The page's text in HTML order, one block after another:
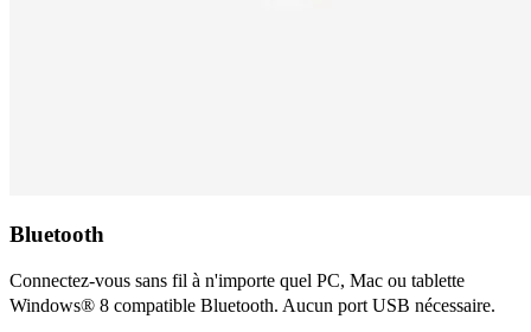
Bluetooth
Connectez-vous sans fil à n'importe quel PC, Mac ou tablette
Windows® 8 compatible Bluetooth. Aucun port USB nécessaire.